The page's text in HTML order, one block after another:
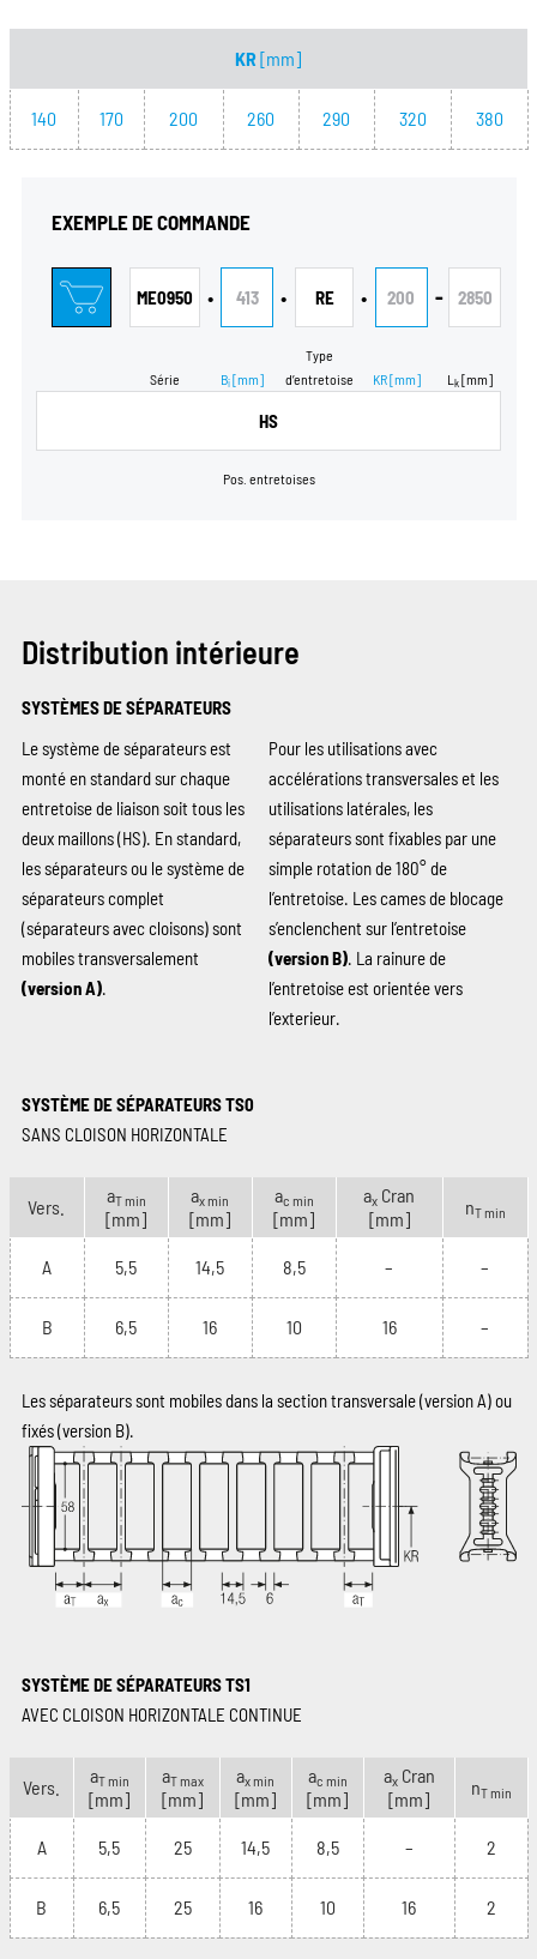
KR[mm]
140 170 200 260 290 320 380
EXEMPLE DE COMMANDE
ME0950
Série
• 413
Bi [mm]
• RE
Type
d’entretoise
• 200
KR[mm]
- 2850
Lk [mm]
HS
Pos. entretoises
Distribution intérieure
SYSTÈMES DE SÉPARATEURS
Le système de séparateurs est
monté en standard sur chaque
entretoise de liaison soit tous les
deux maillons (HS). En standard,
les séparateurs ou le système de
séparateurs complet
(séparateurs avec cloisons) sont
mobiles transversalement
(version A).
Pour les utilisations avec
accélérations transversales et les
utilisations latérales, les
séparateurs sont fixables par une
simple rotation de 180° de
l’entretoise. Les cames de blocage
s’enclenchent sur l’entretoise
(version B). La rainure de
l’entretoise est orientée vers
l’exterieur.
SYSTÈME DE SÉPARATEURS TS0
SANS CLOISON HORIZONTALE
Vers.
aT min
[mm]
ax min
[mm]
ac min
[mm]
ax Cran
[mm]
nT min
A 5,5 14,5 8,5 – –
B 6,5 16 10 16 –
Les séparateurs sont mobiles dans la section transversale (version A) ou
fixés (version B).
SYSTÈME DE SÉPARATEURS TS1
AVEC CLOISON HORIZONTALE CONTINUE
Vers.
aT min
[mm]
aT max
[mm]
ax min
[mm]
ac min
[mm]
axCran
[mm]
nT min
A 5,5 25 14,5 8,5 – 2
B 6,5 25 16 10 16 2